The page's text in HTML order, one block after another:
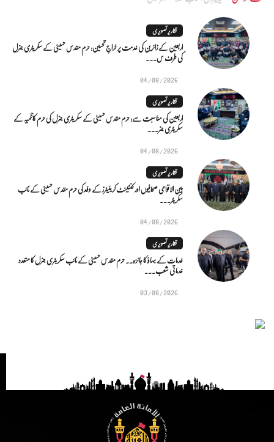
تقاریر تصویری
اربعین کے زائرین کی خدمت پر خراجِ تحسین: حرم مقدس حسینی کے سکریٹری جنرل
کی طرف س...
04/08/2026
تقاریر تصویری
اربعین کی مناسبت سے: حرم مقدس حسینی کے سکریٹری جنرل کی حرم کاظمیہ کے
سکریٹری جنر...
04/08/2026
تقاریر تصویری
بین الاقوامی صحافیوں اور کنٹینٹ کریئیٹرز کے وفد کی حرم مقدس حسینی کے نائب
سکریٹر...
04/08/2026
تقاریر تصویری
خدمات کے بہاؤ کا جائزہ.. حرم مقدس حسینی کے نائب سکریٹری جنرل کا متعدد
خدماتی شعب...
03/08/2026